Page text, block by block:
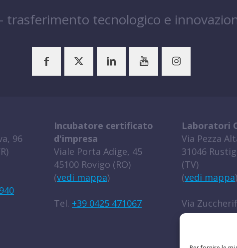
trasferimento tecnologico e
96
Incubatore certificato
d'impresa
Viale Porta Adige, 45
45100 Rovigo (RO)
(vedi mappa)
Tel. +39 0425 471067
Laboratori
Via Pezza
31046
(TV)
(vedi mappa)
Via
45100